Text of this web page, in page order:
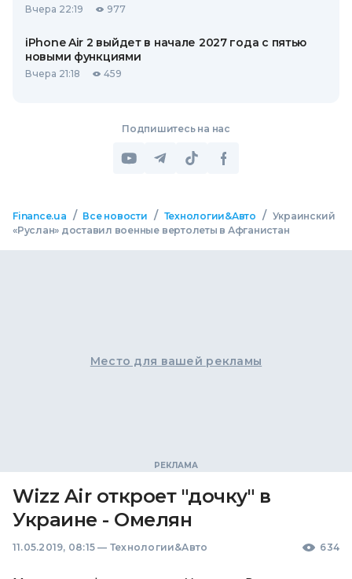
Вчера 22:19 977
iPhone Air 2 выйдет в начале 2027 года с пятью
новыми функциями
Вчера 21:18 459
Подпишитесь на нас
Finance.ua / Все новости / Технологии&Авто / Украинский
«Руслан» доставил военные вертолеты в Афганистан
Место для вашей рекламы
Wizz Air откроет "дочку" в
Украине - Омелян
11.05.2019, 08:15 — Технологии&Авто 634